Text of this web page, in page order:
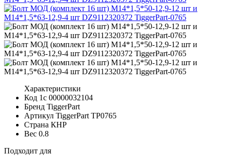
Характеристики
Код 1с 00000032104
Бренд TiggerPart
Артикул TiggerPart TP0765
Страна КНР
Вес 0.8
Подходит для